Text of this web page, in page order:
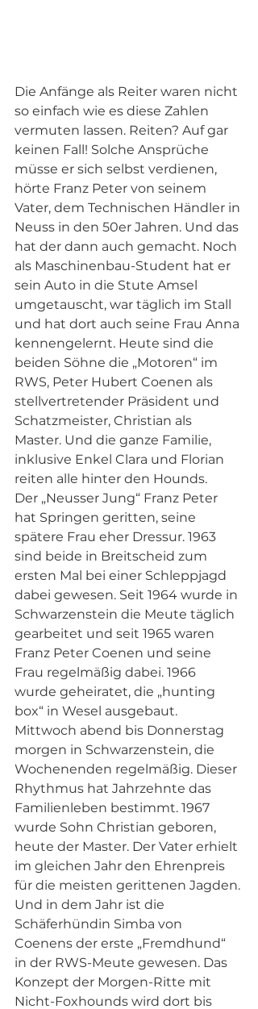
Die Anfänge als Reiter waren nicht
so einfach wie es diese Zahlen
vermuten lassen. Reiten? Auf gar
keinen Fall! Solche Ansprüche
müsse er sich selbst verdienen,
hörte Franz Peter von seinem
Vater, dem Technischen Händler in
Neuss in den 50er Jahren. Und das
hat der dann auch gemacht. Noch
als Maschinenbau-Student hat er
sein Auto in die Stute Amsel
umgetauscht, war täglich im Stall
und hat dort auch seine Frau Anna
kennengelernt. Heute sind die
beiden Söhne die „Motoren“ im
RWS, Peter Hubert Coenen als
stellvertretender Präsident und
Schatzmeister, Christian als
Master. Und die ganze Familie,
inklusive Enkel Clara und Florian
reiten alle hinter den Hounds.
Der „Neusser Jung“ Franz Peter
hat Springen geritten, seine
spätere Frau eher Dressur. 1963
sind beide in Breitscheid zum
ersten Mal bei einer Schleppjagd
dabei gewesen. Seit 1964 wurde in
Schwarzenstein die Meute täglich
gearbeitet und seit 1965 waren
Franz Peter Coenen und seine
Frau regelmäßig dabei. 1966
wurde geheiratet, die „hunting
box“ in Wesel ausgebaut.
Mittwoch abend bis Donnerstag
morgen in Schwarzenstein, die
Wochenenden regelmäßig. Dieser
Rhythmus hat Jahrzehnte das
Familienleben bestimmt. 1967
wurde Sohn Christian geboren,
heute der Master. Der Vater erhielt
im gleichen Jahr den Ehrenpreis
für die meisten gerittenen Jagden.
Und in dem Jahr ist die
Schäferhündin Simba von
Coenens der erste „Fremdhund“
in der RWS-Meute gewesen. Das
Konzept der Morgen-Ritte mit
Nicht-Foxhounds wird dort bis